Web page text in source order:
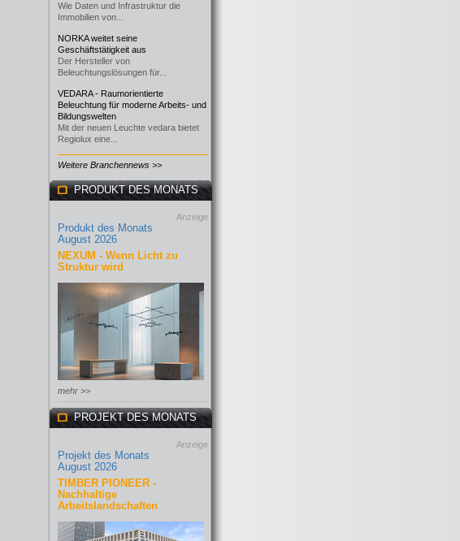
Wie Daten und Infrastruktur die
Immobilien von...
NORKA weitet seine
Geschäftstätigkeit aus
Der Hersteller von
Beleuchtungslösungen für...
VEDARA - Raumorientierte
Beleuchtung für moderne Arbeits- und
Bildungswelten
Mit der neuen Leuchte vedara bietet
Regiolux eine...
Weitere Branchennews >>
PRODUKT DES MONATS
Anzeige
Produkt des Monats
August 2026
NEXUM - Wenn Licht zu
Struktur wird
mehr >>
PROJEKT DES MONATS
Anzeige
Projekt des Monats
August 2026
TIMBER PIONEER -
Nachhaltige
Arbeitslandschaften